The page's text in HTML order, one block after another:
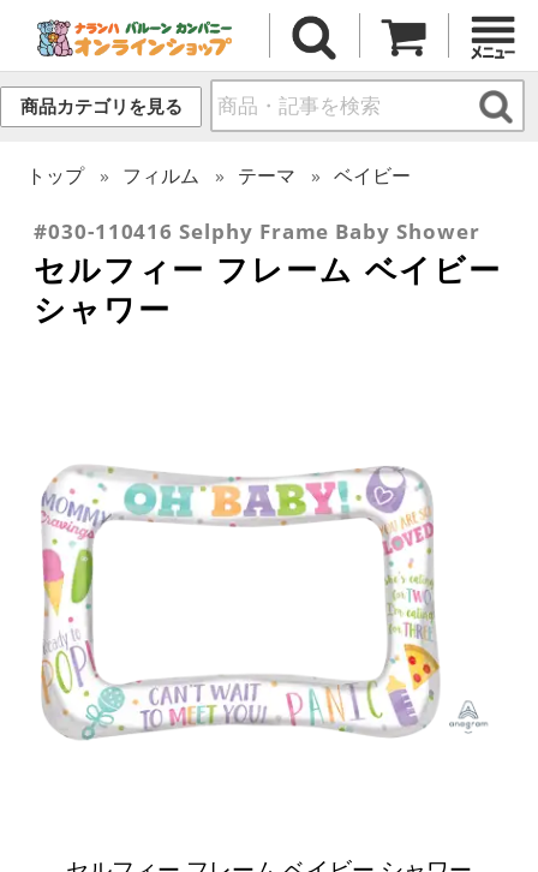
商品カテゴリを見る
トップ フィルム テーマ ベイビー
#030-110416 Selphy Frame Baby Shower
セルフィー フレーム ベイビー
シャワー